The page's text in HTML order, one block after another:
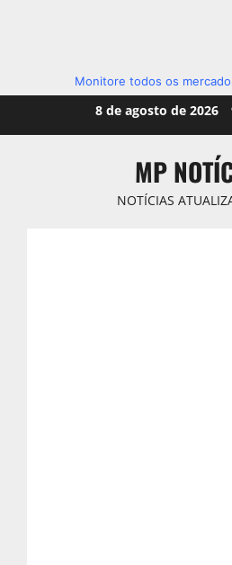
Monitore todos os
8 de agosto de 2026
MP
NOTÍCIAS